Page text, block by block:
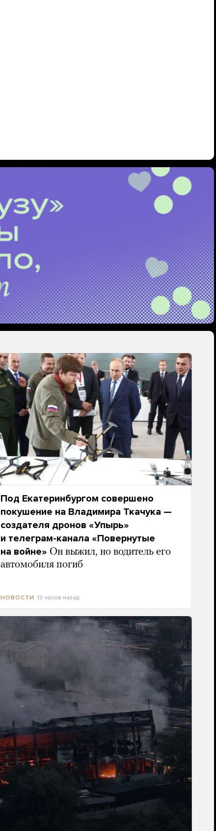
Под Екатеринбургом совершено
покушение на Владимира Ткачука —
создателя дронов «Упырь»
и телеграм-канала «Повернутые
на войне» Он выжил, но водитель его
автомобиля погиб
НОВОСТИ 13 часов назад